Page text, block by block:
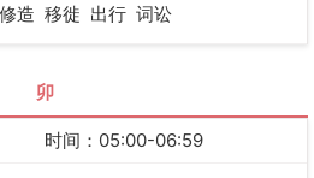
修造 移徙 出行 词讼
卯
时间：05:00-06:59